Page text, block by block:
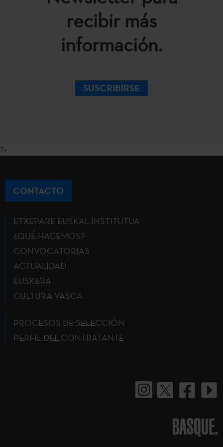
recibir más
información.
SUSCRIBIRSE
?>
CONTACTO
ETXEPARE EUSKAL INSTITUTUA
¿QUÉ HACEMOS?
CONVOCATORIAS
ACTUALIDAD
EUSKERA
CULTURA VASCA
PROCESOS DE SELECCIÓN
PERFIL DEL CONTRATANTE
BASQUE.